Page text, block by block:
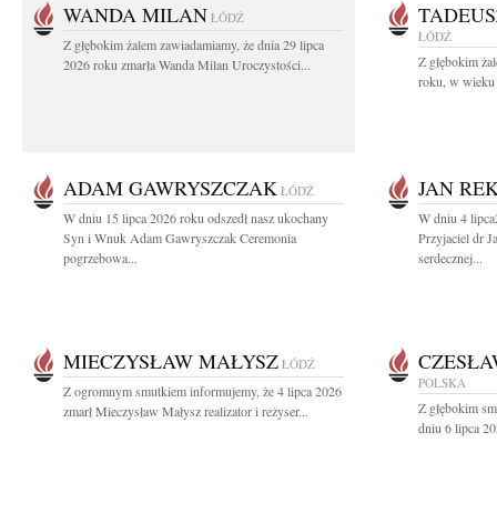
WANDA MILAN ŁÓDŹ
Z głębokim żalem zawiadamiamy, że dnia 29 lipca
2026 roku zmarła Wanda Milan Uroczystości...
ŁÓDŹ
Z głębokim
roku, w wieku
ADAM GAWRYSZCZAK ŁÓDŹ
W dniu 15 lipca 2026 roku odszedł nasz ukochany
Syn i Wnuk Adam Gawryszczak Ceremonia
pogrzebowa...
JAN
W dniu 4
Przyjaciel dr
serdecznej...
MIECZYSŁAW MAŁYSZ ŁÓDŹ
Z ogromnym smutkiem informujemy, że 4 lipca 2026
zmarł Mieczysław Małysz realizator i reżyser...
POLSKA
Z głębokim
dniu 6 lipca